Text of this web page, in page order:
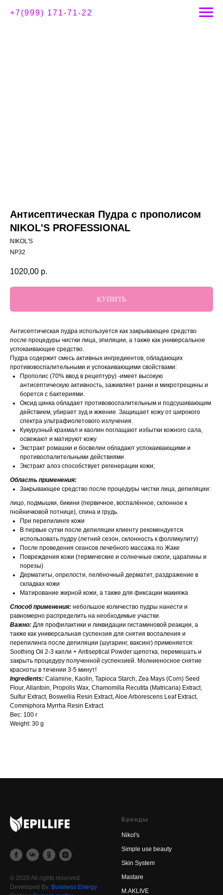
+7(999) 171-71-22
Антисептическая Пудра с прополисом
NIKOL'S PROFESSIONAL
NIKOL'S
NP32
1020,00 р.
КУПИТЬ
Антисептическая пудра используется как закрывающее средство
после процедуры чистки лица, эпиляции, а также как универсальное
успокаивающее средство.
Пудра содержит смесь активных ингредиентов, обладающих
противовоспалительными и успокаивающими свойствами:
Прополис (70% ввод в рецептуру) -имеет высокую
антисептическую активность, заживляет ранки и микротрещины и
борется с бактериями.
Оксид цинка обладает противовоспалительным и подсушивающим
действием, убирает зуд и жжение. Защищает кожу от широкого
спектра ультрафиолетового излучения.
Кукурузный крахмал и каолин поглащают избытки кожного сала,
освежают и матируют кожу
Экстракт ромашки и босвелии обладают успокаивающими и
противоспалительными действиями
Экстракт алоэ способствует регенерации кожи;
Область применения:
Закрывающее средство после процедуры чистки лица, депиляции:
лицо, подмышки, бикини (первичное, воспалённое, склонное к
гнойничковой потнице), спина и грудь.
При перепилинге кожи
В первые сутки после депиляции клиенту рекомендуется
использовать пудру (летний сезон, склонность к фолликулиту)
После проведения сеансов лечебного массажа по Жаке
Повреждения кожи (термические и солнечные ожоги, царапины и
порезы)
Дерматиты, опрелости, пелёночный дерматит, раздражение в
складках кожи
Матирование жирной кожи, а также для фиксации макияжа
Способ применения: небольшое количество пудры нанести и
равномерно распределить на необходимые участки.
Важно: Для профилактики и ликвидации гистаминовой реакции, а
также как универсальная суспензия для снятия воспаления и
перепилинга после депиляции (шугаринг, ваксинг) применяется:
Soothing Oil 2-3 капли + Antiseptical Powder щепотка, перемешать и
закрыть процедуру полученной суспензией. Молниеносное снятие
красноты в течении 3-5 минут!
Ingredients: Calamine, Kaolin, Tapioca Starch, Zea Mays (Corn) Seed
Flour, Allantoin, Propolis Wax, Chamomilla Recutita (Matricaria) Extract,
Sulfur Extract, Boswellia Resin Extract, Aloe Arborescens Leaf Extract,
Commiphora Myrrha Resin Extract.
Вес: 100 г
Weight: 30 g
© 2020 All rights reserved
Developed By: Business Energy
Бренды
Nikol's
Simple use beauty
Skin System
Mastare
M.AKLIVE